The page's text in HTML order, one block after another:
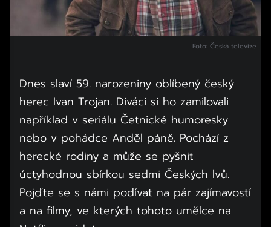
Foto: Česká televize
Dnes slaví 59. narozeniny oblíbený český
herec Ivan Trojan. Diváci si ho zamilovali
například v seriálu Četnické humoresky
nebo v pohádce Anděl páně. Pochází z
herecké rodiny a může se pyšnit
úctyhodnou sbírkou sedmi Českých lvů.
Pojďte se s námi podívat na pár zajímavostí
a na filmy, ve kterých tohoto umělce na